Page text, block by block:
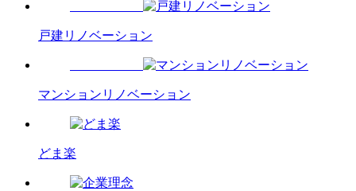
戸建リノベーション
マンションリノベーション
どま楽